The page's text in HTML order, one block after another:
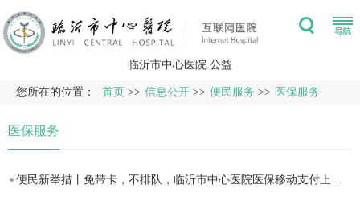
临沂市中心医院.公益
您所在的位置： 首页 >> 信息公开 >> 便民服务 >> 医保服务
医保服务